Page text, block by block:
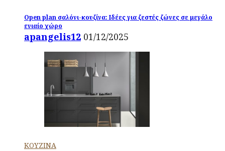
Open plan σαλόνι-κουζίνα: Ιδέες για ζεστές ζώνες σε μεγάλο
ενιαίο χώρο
apangelis12 01/12/2025
ΚΟΥΖΙΝΑ